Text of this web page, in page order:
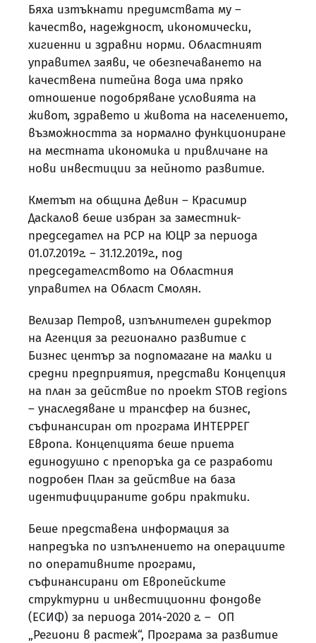
Бяха изтъкнати предимствата му –
качество, надеждност, икономически,
хигиенни и здравни норми. Областният
управител заяви, че обезпечаването на
качествена питейна вода има пряко
отношение подобряване условията на
живот, здравето и живота на населението,
възможността за нормално функциониране
на местната икономика и привличане на
нови инвестиции за нейното развитие.
Кметът на община Девин – Красимир
Даскалов беше избран за заместник-
председател на РСР на ЮЦР за периода
01.07.2019г. – 31.12.2019г., под
председателството на Областния
управител на Област Смолян.
Велизар Петров, изпълнителен директор
на Агенция за регионално развитие с
Бизнес център за подпомагане на малки и
средни предприятия, представи Концепция
на план за действие по проект STOB regions
– унаследяване и трансфер на бизнес,
съфинансиран от програма ИНТЕРРЕГ
Европа. Концепцията беше приета
единодушно с препоръка да се разработи
подробен План за действие на база
идентифицираните добри практики.
Беше представена информация за
напредъка по изпълнението на операциите
по оперативните програми,
съфинансирани от Европейските
структурни и инвестиционни фондове
(ЕСИФ) за периода 2014-2020 г. – ОП
„Региони в растеж“, Програма за развитие